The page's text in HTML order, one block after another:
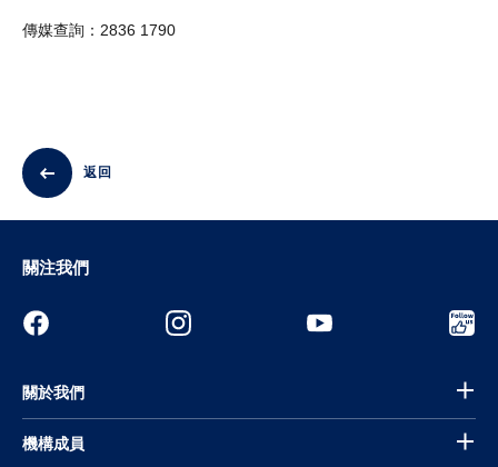
傳媒查詢：2836 1790
返回
關注我們
關於我們
機構成員